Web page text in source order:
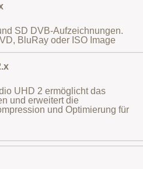
SD DVB-Aufzeichnungen.
BluRay oder ISO Image
UHD 2 ermöglicht das
und erweitert die
und Optimierung für